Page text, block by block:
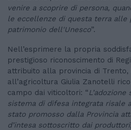
venire a scoprire di persona,
le eccellenze di questa terra
patrimonio dell'Unesco”.
Nell’esprimere la propria
prestigioso riconoscimento di
attribuito alla provincia di Trento,
all’agricoltura Giulia Zanotelli
campo dai viticoltori: “
sistema di difesa integrata risale
stato promosso dalla Provincia
d’intesa sottoscritto dai